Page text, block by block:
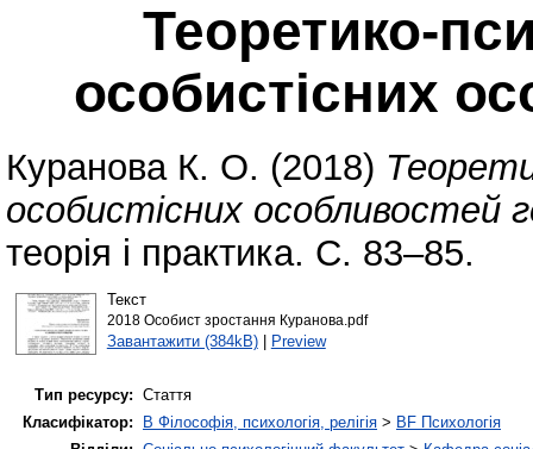
Теоретико-
особистісних
Куранова К. О. (2018)
особистісних особливостей
теорія і практика. С. 83–85.
Текст
2018 Особист зростання Куранова.pdf
Завантажити (384kB)| Preview
Тип ресурсу: Стаття
Класифікатор:
B Філософія, психологія, релігія > BF Психологія